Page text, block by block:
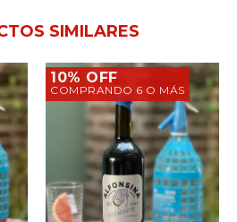
SIMILARES
10% OFF
COMPRANDO 6 O MÁS